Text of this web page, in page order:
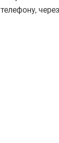
телефону,